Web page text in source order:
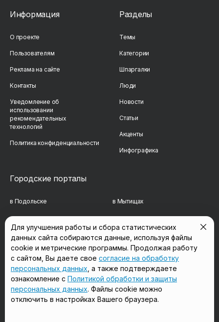
Информация
О проекте
Пользователям
Реклама на сайте
Контакты
Уведомление об
использовании
рекомендательных
технологий
Политика конфиденциальности
Разделы
Темы
Категории
Шпаргалки
Люди
Новости
Статьи
Акценты
Инфографика
Городские порталы
в Подольске в Мытищах
в Сергиевом Посаде в Люберцах
в Красногорске в Королёве
в Домодедово в Щёлково
Мы в соцсетях
Для улучшения работы и сбора статистических
данных сайта собираются данные, используя файлы
cookie и метрические программы. Продолжая работу
с сайтом, Вы даете свое согласие на обработку
персональных данных , а также подтверждаете
ознакомление с Политикой обработки и защиты
персональных данных. Файлы cookie можно
отключить в настройках Вашего браузера.